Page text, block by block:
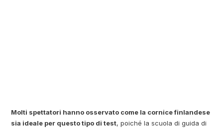
Molti spettatori hanno osservato come la cornice finlandese
sia ideale per questo tipo di test, poiché la scuola di guida di